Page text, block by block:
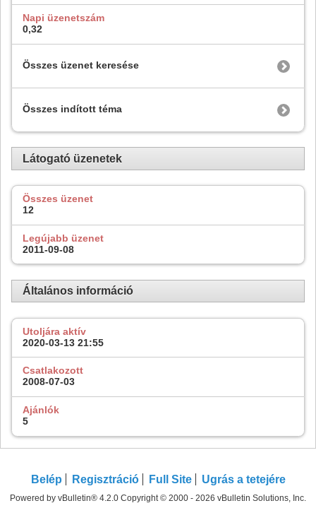
Napi üzenetszám
0,32
Összes üzenet keresése
Összes indított téma
Látogató üzenetek
Összes üzenet
12
Legújabb üzenet
2011-09-08
Általános információ
Utoljára aktív
2020-03-13 21:55
Csatlakozott
2008-07-03
Ajánlók
5
Belép Regisztráció Full Site Ugrás a tetejére
Powered by vBulletin® 4.2.0 Copyright © 2000 - 2026 vBulletin Solutions, Inc.